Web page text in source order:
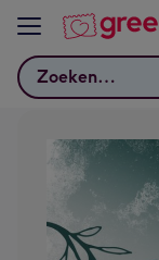
Bekijk meer
Zoeken